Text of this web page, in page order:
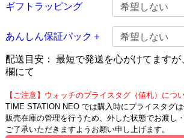
ギフトラッピング
あんしん保証パック＋
配送目安： 最短で発送を心がけてます
欄にて
【ご注意】ウォッチのプライスタグ（値札）につ
TIME STATION NEO では購入時にプライスタグは
販売在庫の管理を行うため、外した状態でお渡し
ご了承いただきますようお願い申し上げます。